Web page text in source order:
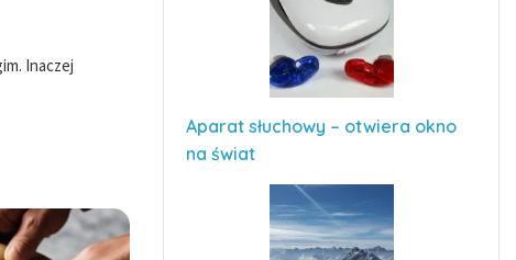
Inaczej
Aparat słuchowy – otwiera okno
na świat